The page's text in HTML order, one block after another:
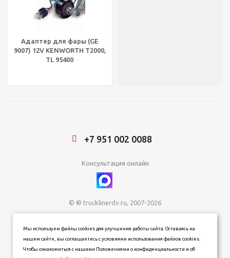
Адаптер для фары (GE
9007) 12V KENWORTH T2000,
TL 95400
+7 951 002 0088
Консультация онлайн
© ® trucklinerdv.ru, 2007-2026
Информация о товарах, ценах и наличии на сайте носит
ИНН 253612854202
ОГРН 320253600063402
Мы используем файлы cookies для улучшения работы сайта. Оставаясь на
нашем сайте, вы соглашаетесь с условиями использования файлов cookies.
Чтобы ознакомиться с нашими Положениями о конфиденциальности и об